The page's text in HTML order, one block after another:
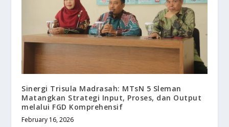
Sinergi Trisula Madrasah: MTsN 5 Sleman
Matangkan Strategi Input, Proses, dan Output
melalui FGD Komprehensif
February 16, 2026